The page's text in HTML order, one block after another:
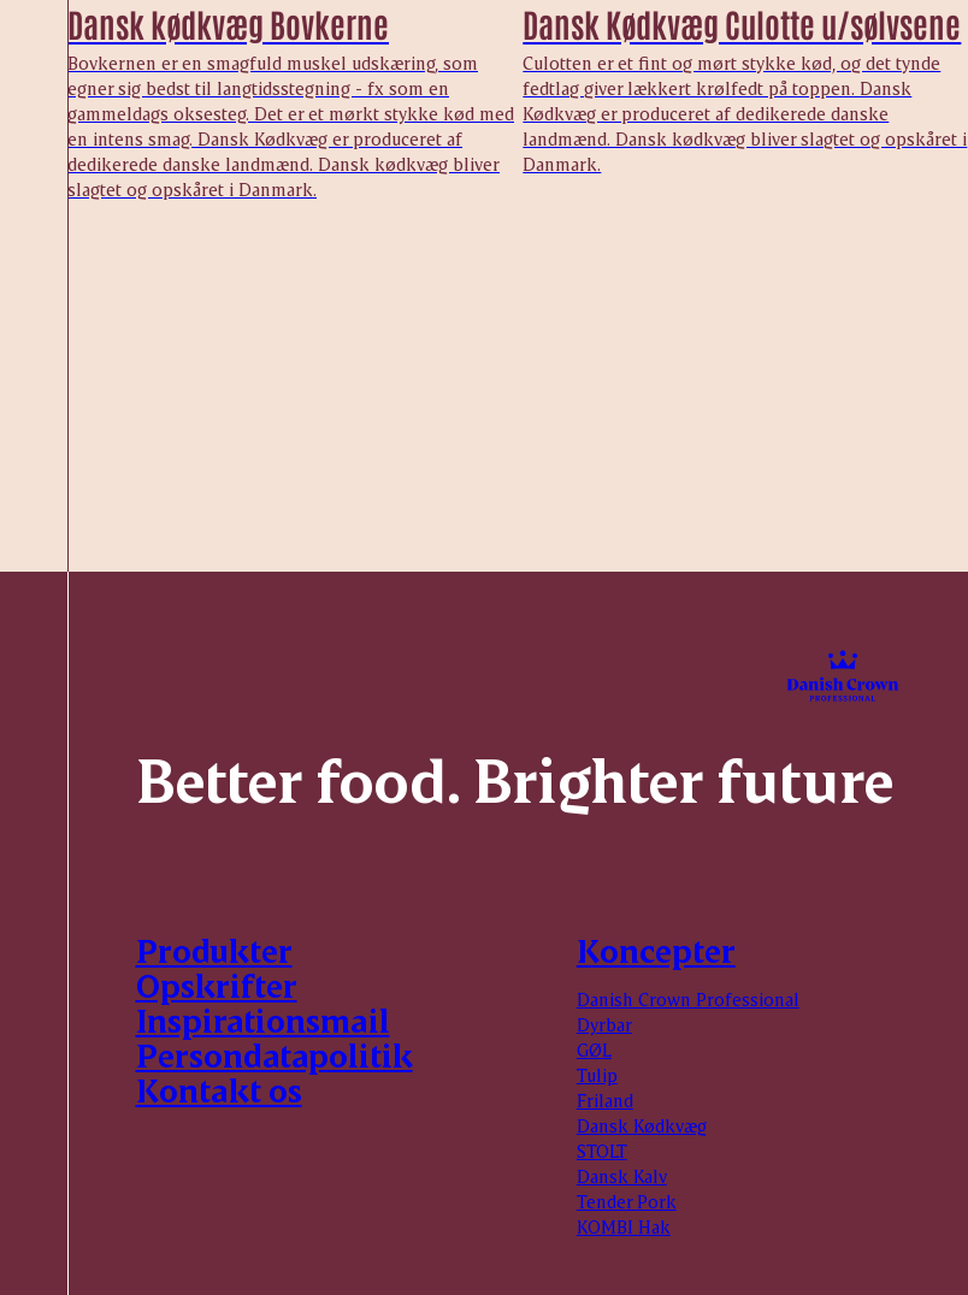
Dansk kødkvæg Bovkerne
Bovkernen er en smagfuld muskel udskæring, som
egner sig bedst til langtidsstegning - fx som en
gammeldags oksesteg. Det er et mørkt stykke kød med
en intens smag. Dansk Kødkvæg er produceret af
dedikerede danske landmænd. Dansk kødkvæg bliver
slagtet og opskåret i Danmark.
Dansk Kødkvæg Culotte u/sølvsene
Culotten er et fint og mørt stykke kød, og det tynde
fedtlag giver lækkert krølfedt på toppen. Dansk
Kødkvæg er produceret af dedikerede danske
landmænd. Dansk kødkvæg bliver slagtet og opskåret i
Danmark.
Better food. Brighter future
Koncepter
Danish Crown Professional
Dyrbar
GØL
Tulip
Friland
Dansk Kødkvæg
STOLT
Dansk Kalv
Tender Pork
KOMBI Hak
Produkter
Opskrifter
Inspirationsmail
Persondatapolitik
Kontakt os